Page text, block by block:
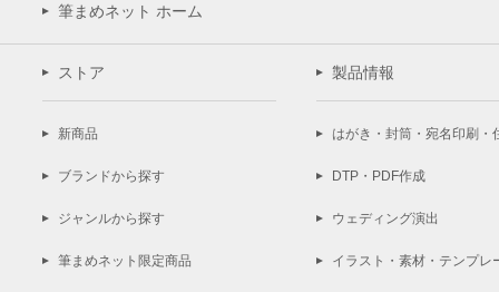
筆まめネット ホーム
ストア
新商品
ブランドから探す
ジャンルから探す
筆まめネット限定商品
製品情報
はがき・封筒・宛名印刷・
DTP・PDF作成
ウェディング演出
イラスト・素材・テンプレ